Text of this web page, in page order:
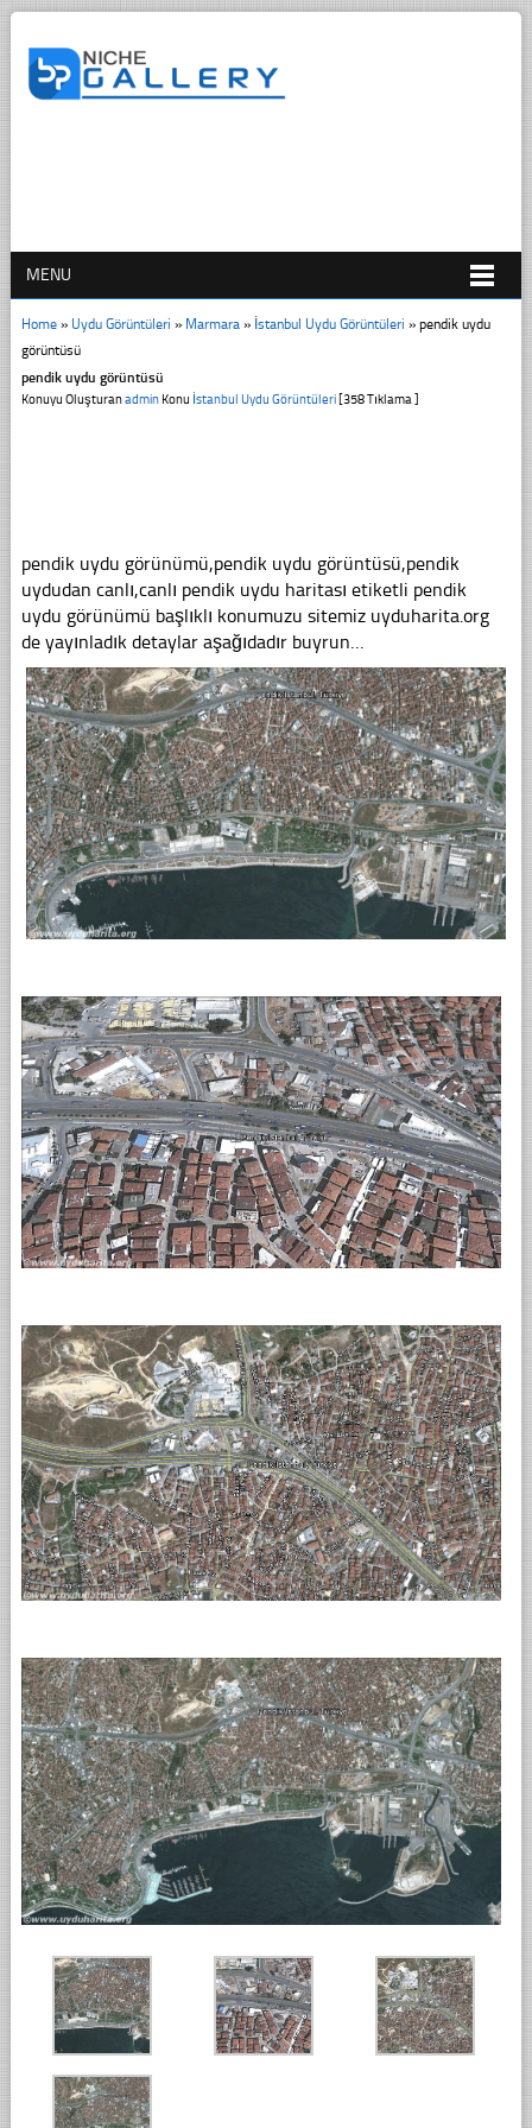
MENU
Home» Uydu Görüntüleri » Marmara» İstanbul Uydu Görüntüleri » pendik uydu
görüntüsü
pendik uydu görüntüsü
Konuyu OluşturanadminKonu İstanbul Uydu Görüntüleri[358 Tıklama ]
pendik uydu görünümü,pendik uydu görüntüsü,pendik
uydudan canlı,canlı pendik uydu haritası etiketli pendik
uydu görünümü başlıklı konumuzu sitemiz uyduharita.org
de yayınladık detaylar aşağıdadır buyrun…